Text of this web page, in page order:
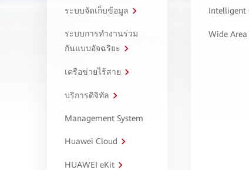
ระบบจัดเก็บข้อมูล
ระบบการทำงานร่วม
กันแบบอัจฉริยะ
เครือข่ายไร้สาย
บริการดิจิทัล
Management System
Huawei Cloud
HUAWEI eKit
Intelligent
Wide